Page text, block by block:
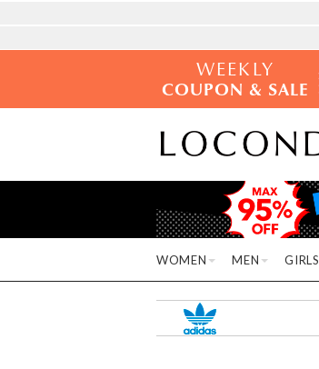
WEEKLY
COUPON & SALE
WOMEN MEN GIRLS